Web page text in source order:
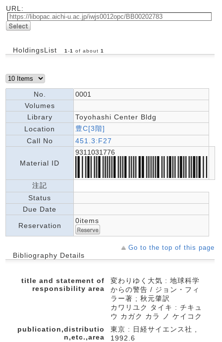
URL:
HoldingsList 1 -1 of about 1
No.
0001
Volumes
Library
Toyohashi Center Bldg
Location
豊C[3階]
Call No
451.3:F27
Material ID
9311031776
注記
Status
Due Date
Reservation
0items
Go to the top of this page
Bibliography Details
title and statement of
responsibility area
変わりゆく大気 : 地球科学
からの警告 / ジョン・フィ
ラー著 ; 秋元肇訳
カワリユク タイキ : チキュ
ウ カガク カラ ノ ケイコク
publication,distributio
n,etc.,area
東京 : 日経サイエンス社 ,
1992.6